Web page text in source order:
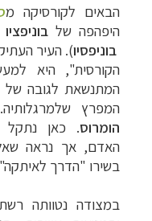
הבאים לקורסיקה מ
היפהפה שלבוניפציו
בוניפסיו). העיר
הקורסית",היא
המפרץ
הומרוס. כאן נתקל
האדם, אך נראה
בשירו "הדרך
במצודה נטוותה